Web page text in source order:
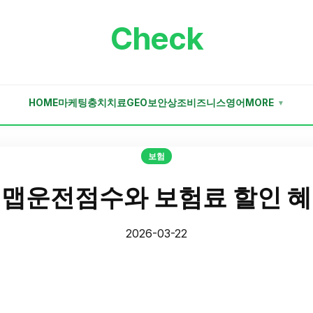
Check
HOME마케팅충치치료GEO보안상조비즈니스영어 MORE ▼
보험
운전점수와 보험료 할인
2026-03-22